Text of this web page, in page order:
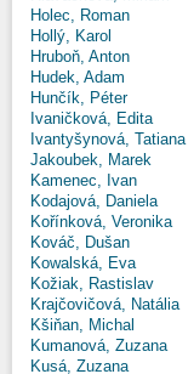
Holec, Roman
Hollý, Karol
Hruboň, Anton
Hudek, Adam
Hunčík, Péter
Ivaničková, Edita
Ivantyšynová, Tatiana
Jakoubek, Marek
Kamenec, Ivan
Kodajová, Daniela
Kořínková, Veronika
Kováč, Dušan
Kowalská, Eva
Kožiak, Rastislav
Krajčovičová, Natália
Kšiňan, Michal
Kumanová, Zuzana
Kusá, Zuzana